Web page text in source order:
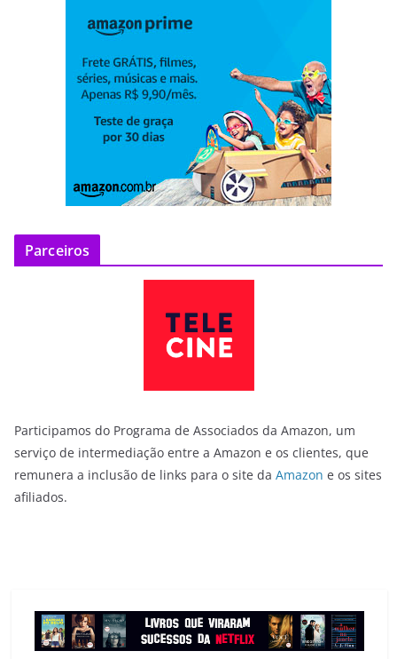
Parceiros
Participamos do Programa de Associados da Amazon, um
serviço de intermediação entre a Amazon e os clientes, que
remunera a inclusão de links para o site da Amazon e os sites
afiliados.